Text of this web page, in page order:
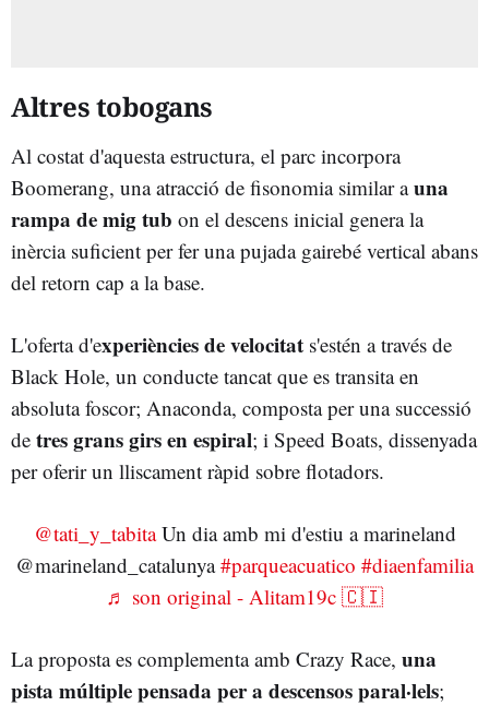
Altres tobogans
Al costat d'aquesta estructura, el parc incorpora
Boomerang, una atracció de fisonomia similar auna
rampa de mig tub on el descens inicial genera la
inèrcia suficient per fer una pujada gairebé vertical abans
del retorn cap a la base.
L'oferta d'experiències de velocitat s'estén a través de
Black Hole, un conducte tancat que es transita en
absoluta foscor; Anaconda, composta per una successió
de tres grans girs en espiral; i Speed Boats, dissenyada
per oferir un lliscament ràpid sobre flotadors.
@tati_y_tabitaUn dia amb mi d'estiu a marineland
@marineland_catalunya#parqueacuatico #diaenfamilia
♬ son original - Alitam19c 🇨🇮
La proposta es complementa amb Crazy Race, una
pista múltiple pensada per a descensos paral·lels;